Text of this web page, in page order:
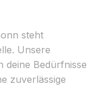
steht
Unsere
deine Bedürfnisse
zuverlässige